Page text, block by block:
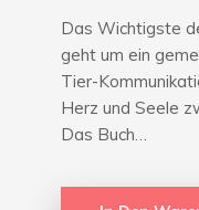
Das Wichtigste
geht um ein
Tier-
Herz und Seele
Das Buch…